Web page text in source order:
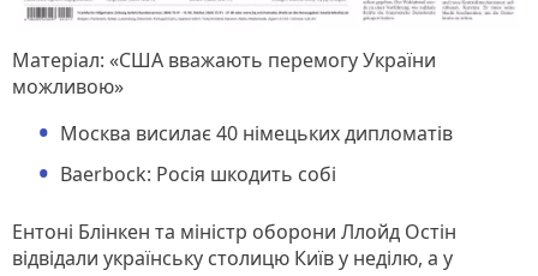
Матеріал: «США вважають перемогу України
можливою»
Москва висилає 40 німецьких дипломатів
Baerbock: Росія шкодить собі
Ентоні Блінкен та міністр оборони Ллойд Остін
відвідали українську столицю Київ у неділю, а у